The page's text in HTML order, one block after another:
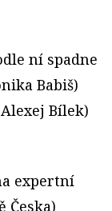
ní spadne
Babiš)
Bílek)
expertní
Česka)